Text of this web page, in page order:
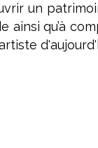
un
ainsi qu’à